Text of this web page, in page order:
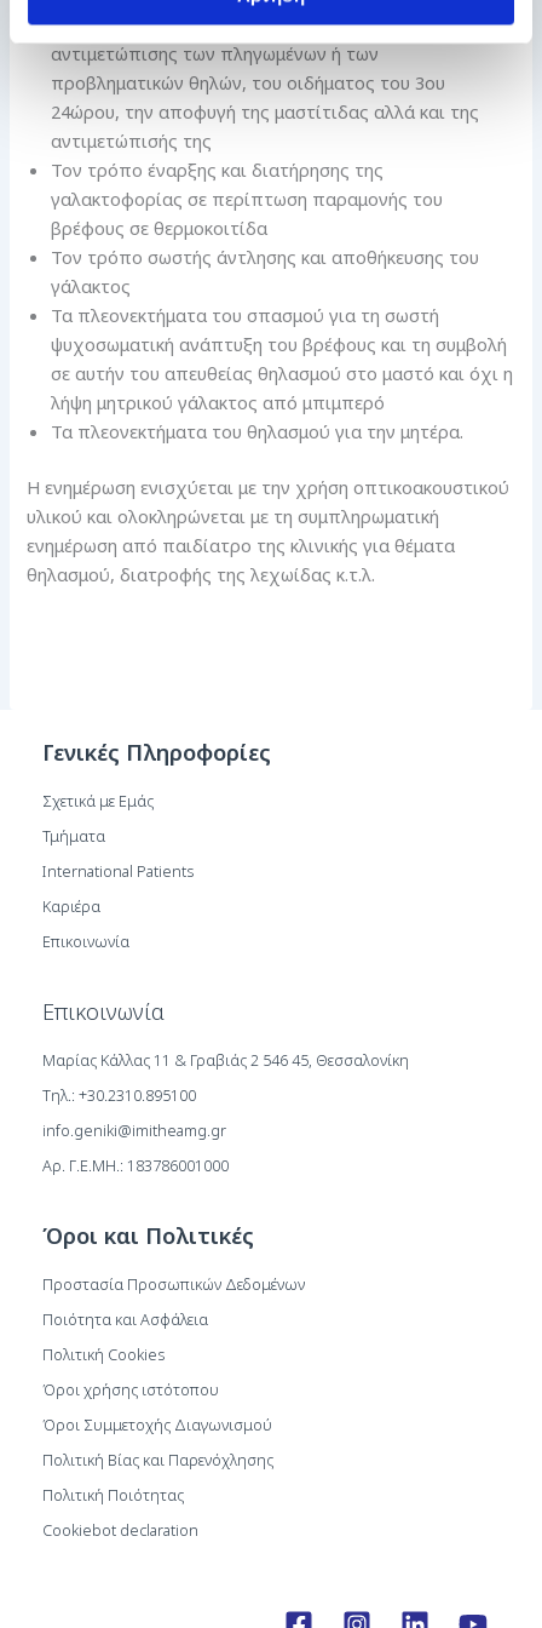
Τους τρόπους περιποίησης των θηλών, της
αντιμετώπισης των πληγωμένων ή των
προβληματικών θηλών, του οιδήματος του 3ου
24ώρου, την αποφυγή της μαστίτιδας αλλά και της
αντιμετώπισής της
Τον τρόπο έναρξης και διατήρησης της
γαλακτοφορίας σε περίπτωση παραμονής του
βρέφους σε θερμοκοιτίδα
Τον τρόπο σωστής άντλησης και αποθήκευσης του
γάλακτος
Τα πλεονεκτήματα του σπασμού για τη σωστή
ψυχοσωματική ανάπτυξη του βρέφους και τη συμβολή
σε αυτήν του απευθείας θηλασμού στο μαστό και όχι η
λήψη μητρικού γάλακτος από μπιμπερό
Τα πλεονεκτήματα του θηλασμού για την μητέρα.
Η ενημέρωση ενισχύεται με την χρήση οπτικοακουστικού
υλικού και ολοκληρώνεται με τη συμπληρωματική
ενημέρωση από παιδίατρο της κλινικής για θέματα
θηλασμού, διατροφής της λεχωίδας κ.τ.λ.
Γενικές Πληροφορίες
Σχετικά με Εμάς
Τμήματα
International Patients
Καριέρα
Επικοινωνία
Επικοινωνία
Μαρίας Κάλλας 11 & Γραβιάς 2 546 45, Θεσσαλονίκη
Τηλ.: +30.2310.895100
info.geniki@imitheamg.gr
Αρ. Γ.Ε.ΜΗ.: 183786001000
Όροι και Πολιτικές
Προστασία Προσωπικών Δεδομένων
Ποιότητα και Ασφάλεια
Πολιτική Cookies
Όροι χρήσης ιστότοπου
Όροι Συμμετοχής Διαγωνισμού
Πολιτική Βίας και Παρενόχλησης
Πολιτική Ποιότητας
Cookiebot declaration